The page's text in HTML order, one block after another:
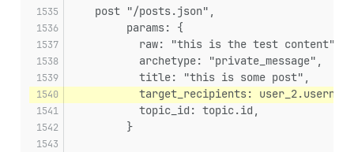
    post "/posts.json",
         params: {
           raw: "this is the test content",
           archetype: "private_message",
           title: "this is some post",
target_recipients:
           topic_id: topic.id,
         }